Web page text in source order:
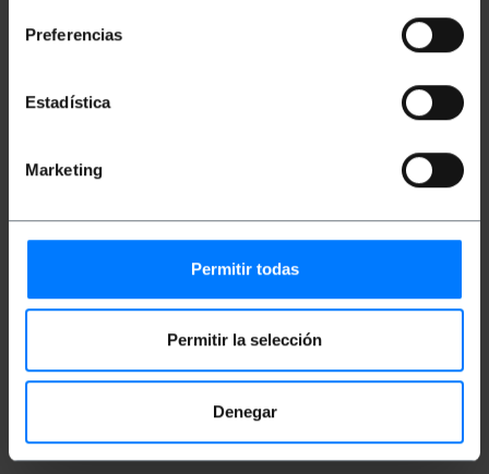
Preferencias
Estadística
Marketing
Permitir todas
Permitir la selección
Denegar
m.
MHz.
Idéal pour une utilisation dans les maisons, les
encore. Valable pour un usage domestique et
professionnel.
les plus utilisées avec ces bobines, telles que
modems, routeurs, caméras et bien plus
Conforme aux réglementations ANSI/TIA-568-
50288-10-1.